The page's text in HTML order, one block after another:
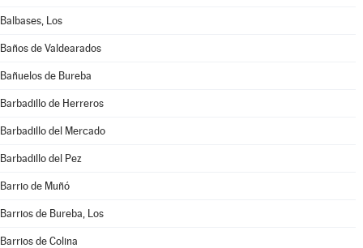
Balbases, Los
Baños de Valdearados
Bañuelos de Bureba
Barbadillo de Herreros
Barbadillo del Mercado
Barbadillo del Pez
Barrio de Muñó
Barrios de Bureba, Los
Barrios de Colina